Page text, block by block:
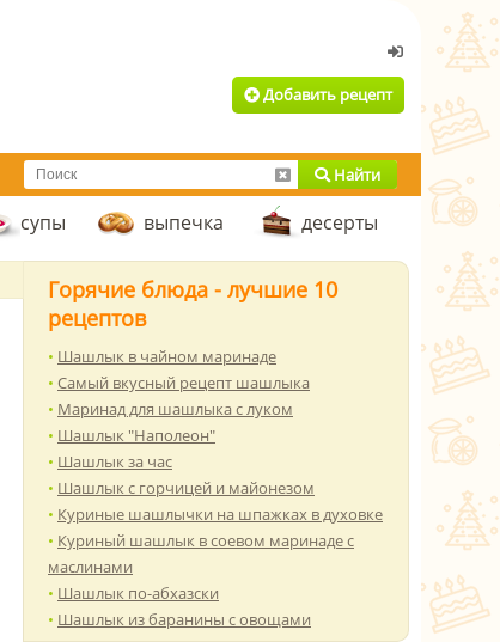
Добавить рецепт
Найти
супы выпечка десерты
Горячие блюда - лучшие 10
рецептов
Шашлык в чайном маринаде
Самый вкусный рецепт шашлыка
Маринад для шашлыка с луком
Шашлык "Наполеон"
Шашлык за час
Шашлык с горчицей и майонезом
Куриные шашлычки на шпажках в духовке
Куриный шашлык в соевом маринаде с
маслинами
Шашлык по-абхазски
Шашлык из баранины с овощами